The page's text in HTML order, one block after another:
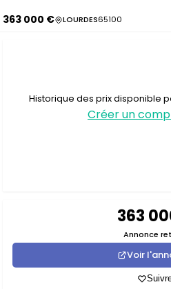
363 000 € LOURDES65100
Historique des prix disponible
Créer un
363
Annonce
Voir